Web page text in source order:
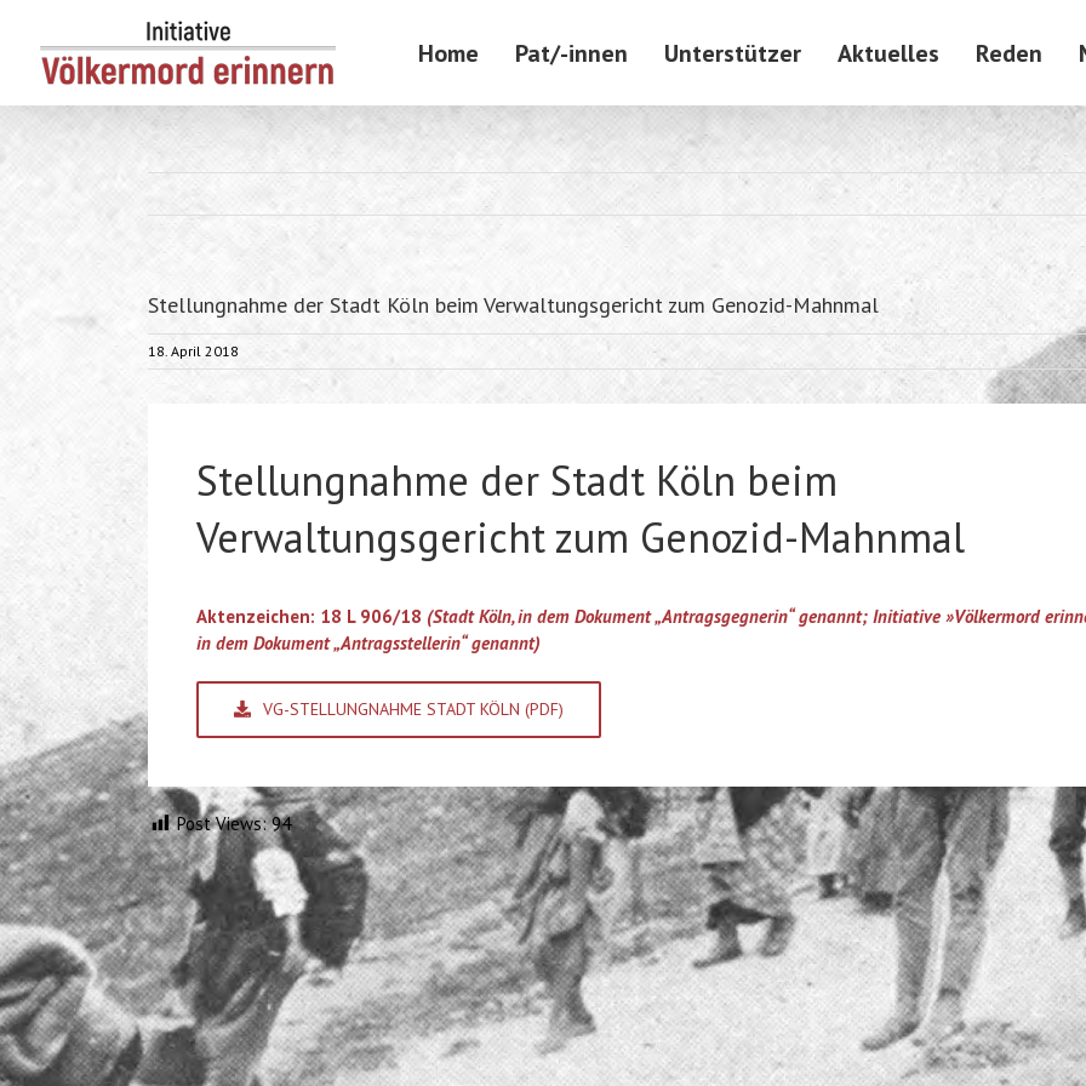
content
Home Pat/-innen Unterstützer Aktuelles Reden
Stellungnahme der Stadt Köln beim Verwaltungsgericht zum Genozid-Mahnmal
18. April 2018
Stellungnahme der Stadt Köln beim
Verwaltungsgericht zum Genozid-Mahnmal
Aktenzeichen: 18 L 906/18 (Stadt Köln, in dem Dokument „Antragsgegnerin“ genannt; Initiative »Völkermord
in dem Dokument „Antragsstellerin“ genannt)
VG-STELLUNGNAHME STADT KÖLN (PDF)
Post Views: 94